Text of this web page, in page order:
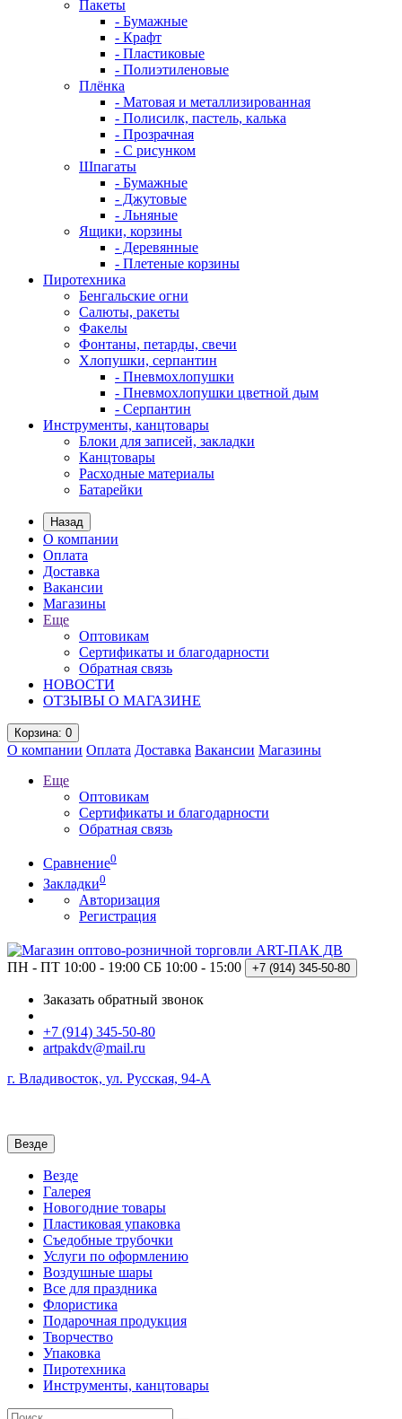
Пакеты
- Бумажные
- Крафт
- Пластиковые
- Полиэтиленовые
Плёнка
- Матовая и металлизированная
- Полисилк, пастель, калька
- Прозрачная
- С рисунком
Шпагаты
- Бумажные
- Джутовые
- Льняные
Ящики, корзины
- Деревянные
- Плетеные корзины
Пиротехника
Бенгальские огни
Салюты, ракеты
Факелы
Фонтаны, петарды, свечи
Хлопушки, серпантин
- Пневмохлопушки
- Пневмохлопушки цветной дым
- Серпантин
Инструменты, канцтовары
Блоки для записей, закладки
Канцтовары
Расходные материалы
Батарейки
Назад
О компании
Оплата
Доставка
Вакансии
Магазины
Еще
Оптовикам
Сертификаты и благодарности
Обратная связь
НОВОСТИ
ОТЗЫВЫ О МАГАЗИНЕ
Корзина: 0
О компании Оплата Доставка Вакансии Магазины
Еще
Оптовикам
Сертификаты и благодарности
Обратная связь
Сравнение0
Закладки0
Авторизация
Регистрация
ПН - ПТ 10:00 - 19:00 СБ 10:00 - 15:00 +7 (914) 345-50-80
Заказать обратный звонок
+7 (914) 345-50-80
artpakdv@mail.ru
г. Владивосток, ул. Русская, 94-А
Везде
Везде
Галерея
Новогодние товары
Пластиковая упаковка
Съедобные трубочки
Услуги по оформлению
Воздушные шары
Все для праздника
Флористика
Подарочная продукция
Творчество
Упаковка
Пиротехника
Инструменты, канцтовары